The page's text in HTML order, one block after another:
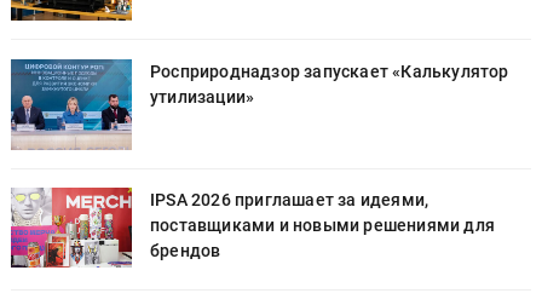
Росприроднадзор запускает «Калькулятор
утилизации»
IPSA 2026 приглашает за идеями,
поставщиками и новыми решениями для
брендов